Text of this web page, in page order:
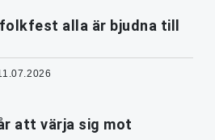
alla är bjudna till
att värja sig mot